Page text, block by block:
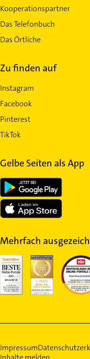
Kooperationspartner
Das Telefonbuch
Das Örtliche
Zu finden auf
Instagram
Facebook
Pinterest
TikTok
Gelbe Seiten als App
Mehrfach
Impressum